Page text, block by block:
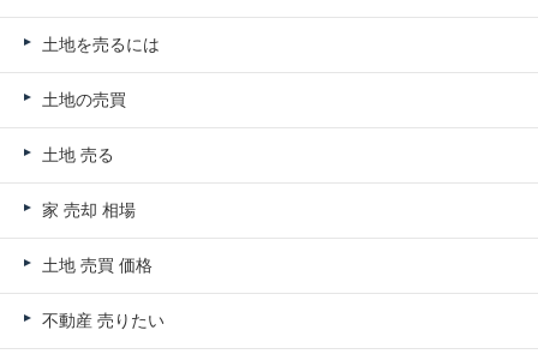
土地を売るには
土地の売買
土地 売る
家 売却 相場
土地 売買 価格
不動産 売りたい